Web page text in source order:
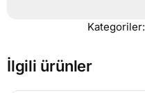
Kategoriler:
İlgili ürünler